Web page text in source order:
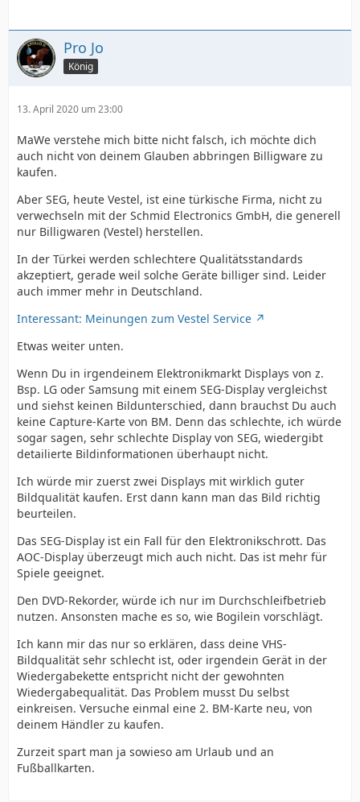
Pro Jo
König
13. April 2020 um 23:00
MaWe verstehe mich bitte nicht falsch, ich möchte dich
auch nicht von deinem Glauben abbringen Billigware zu
kaufen.
Aber SEG, heute Vestel, ist eine türkische Firma, nicht zu
verwechseln mit der Schmid Electronics GmbH, die generell
nur Billigwaren (Vestel) herstellen.
In der Türkei werden schlechtere Qualitätsstandards
akzeptiert, gerade weil solche Geräte billiger sind. Leider
auch immer mehr in Deutschland.
Interessant: Meinungen zum Vestel Service
Etwas weiter unten.
Wenn Du in irgendeinem Elektronikmarkt Displays von z.
Bsp. LG oder Samsung mit einem SEG-Display vergleichst
und siehst keinen Bildunterschied, dann brauchst Du auch
keine Capture-Karte von BM. Denn das schlechte, ich würde
sogar sagen, sehr schlechte Display von SEG, wiedergibt
detailierte Bildinformationen überhaupt nicht.
Ich würde mir zuerst zwei Displays mit wirklich guter
Bildqualität kaufen. Erst dann kann man das Bild richtig
beurteilen.
Das SEG-Display ist ein Fall für den Elektronikschrott. Das
AOC-Display überzeugt mich auch nicht. Das ist mehr für
Spiele geeignet.
Den DVD-Rekorder, würde ich nur im Durchschleifbetrieb
nutzen. Ansonsten mache es so, wie Bogilein vorschlägt.
Ich kann mir das nur so erklären, dass deine VHS-
Bildqualität sehr schlecht ist, oder irgendein Gerät in der
Wiedergabekette entspricht nicht der gewohnten
Wiedergabequalität. Das Problem musst Du selbst
einkreisen. Versuche einmal eine 2. BM-Karte neu, von
deinem Händler zu kaufen.
Zurzeit spart man ja sowieso am Urlaub und an
Fußballkarten.